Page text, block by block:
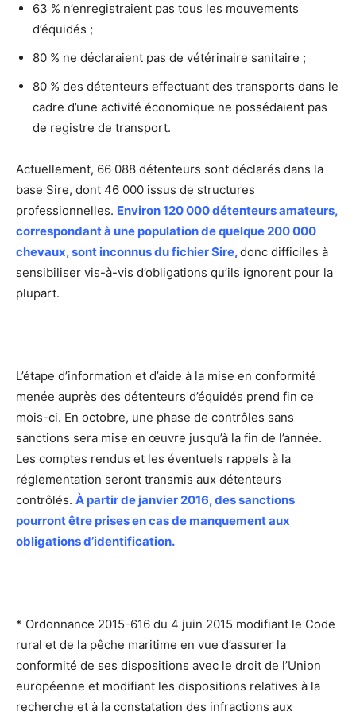
63 % n’enregistraient pas tous les mouvements
d’équidés ;
80 % ne déclaraient pas de vétérinaire sanitaire ;
80 % des détenteurs effectuant des transports dans le
cadre d’une activité économique ne possédaient pas
de registre de transport.
Actuellement, 66 088 détenteurs sont déclarés dans la
base Sire, dont 46 000 issus de structures
professionnelles. Environ 120 000 détenteurs amateurs,
correspondant à une population de quelque 200 000
chevaux, sont inconnus du fichier Sire,donc difficiles à
sensibiliser vis-à-vis d’obligations qu’ils ignorent pour la
plupart.
L’étape d’information et d’aide à la mise en conformité
menée auprès des détenteurs d’équidés prend fin ce
mois-ci. En octobre, une phase de contrôles sans
sanctions sera mise en œuvre jusqu’à la fin de l’année.
Les comptes rendus et les éventuels rappels à la
réglementation seront transmis aux détenteurs
contrôlés. À partir de janvier 2016, des sanctions
pourront être prises en cas de manquement aux
obligations d’identification.
* Ordonnance 2015-616 du 4 juin 2015 modifiant le Code
rural et de la pêche maritime en vue d’assurer la
conformité de ses dispositions avec le droit de l’Union
européenne et modifiant les dispositions relatives à la
recherche et à la constatation des infractions aux